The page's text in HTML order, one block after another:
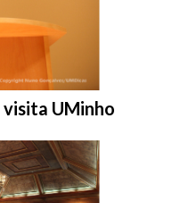
visita UMinho